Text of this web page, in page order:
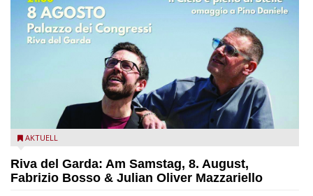
Fabrizio Bosso & Julian Oliver Mazzariello zu Gast beim Garda
AKTUELL
Riva del Garda: Am Samstag, 8. August,
Fabrizio Bosso & Julian Oliver Mazzariello